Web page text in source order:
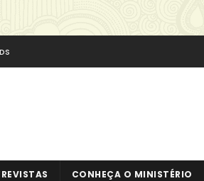
CONHEÇA O MINISTÉRIO